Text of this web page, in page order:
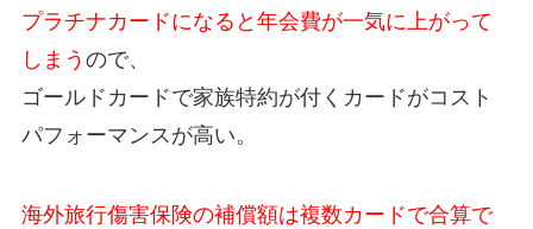
プラチナカードになると年会費が一気に上がって
しまう ので、
ゴールドカードで家族特約が付くカードがコスト
パフォーマンスが高い。
海外旅行傷害保険の補償額は複数カードで合算で